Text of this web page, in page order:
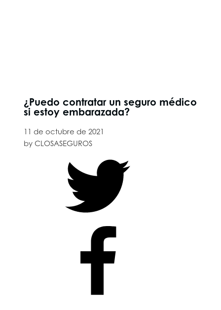
¿Puedo contratar un seguro médico
si estoy embarazada?
11 de octubre de 2021
by CLOSASEGUROS